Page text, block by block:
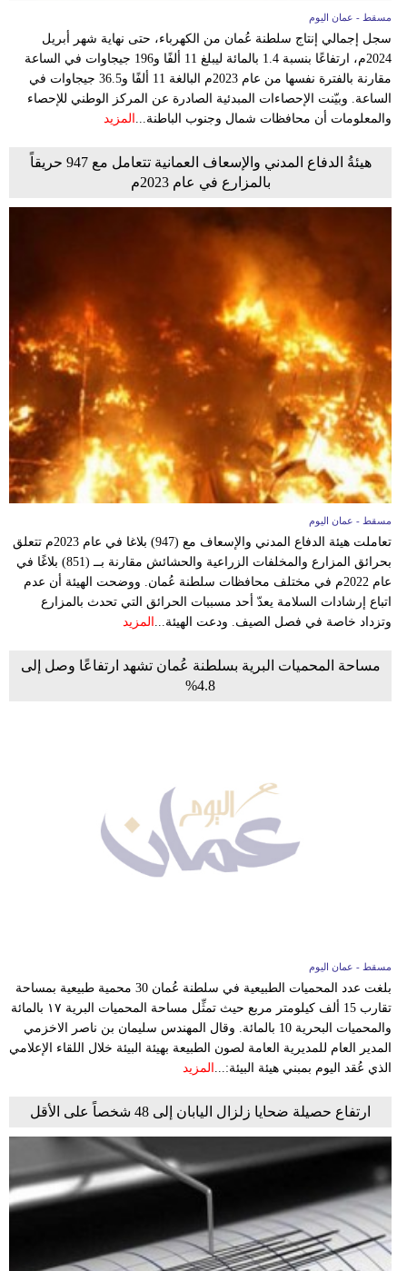
مسقط - عمان اليوم
سجل إجمالي إنتاج سلطنة عُمان من الكهرباء، حتى نهاية شهر أبريل
2024م، ارتفاعًا بنسبة 1.4 بالمائة ليبلغ 11 ألفًا و196 جيجاوات في الساعة
مقارنة بالفترة نفسها من عام 2023م البالغة 11 ألفًا و36.5 جيجاوات في
الساعة. وبيّنت الإحصاءات المبدئية الصادرة عن المركز الوطني للإحصاء
والمعلومات أن محافظات شمال وجنوب الباطنة... المزيد
هيئةُ الدفاع المدني والإسعاف العمانية تتعامل مع 947 حريقاً
بالمزارع في عام 2023م
مسقط - عمان اليوم
تعاملت هيئة الدفاع المدني والإسعاف مع (947) بلاغا في عام 2023م تتعلق
بحرائق المزارع والمخلفات الزراعية والحشائش مقارنة بــ (851) بلاغًا في
عام 2022م في مختلف محافظات سلطنة عُمان. ووضحت الهيئة أن عدم
اتباع إرشادات السلامة يعدّ أحد مسببات الحرائق التي تحدث بالمزارع
وتزداد خاصة في فصل الصيف. ودعت الهيئة... المزيد
مساحة المحميات البرية بسلطنة عُمان تشهد ارتفاعًا وصل إلى
4.8%
مسقط - عمان اليوم
بلغت عدد المحميات الطبيعية في سلطنة عُمان 30 محمية طبيعية بمساحة
تقارب 15 ألف كيلومتر مربع حيث تمثِّل مساحة المحميات البرية ١٧ بالمائة
والمحميات البحرية 10 بالمائة. وقال المهندس سليمان بن ناصر الاخزمي
المدير العام للمديرية العامة لصون الطبيعة بهيئة البيئة خلال اللقاء الإعلامي
الذي عُقد اليوم بمبني هيئة البيئة:... المزيد
ارتفاع حصيلة ضحايا زلزال اليابان إلى 48 شخصاً على الأقل